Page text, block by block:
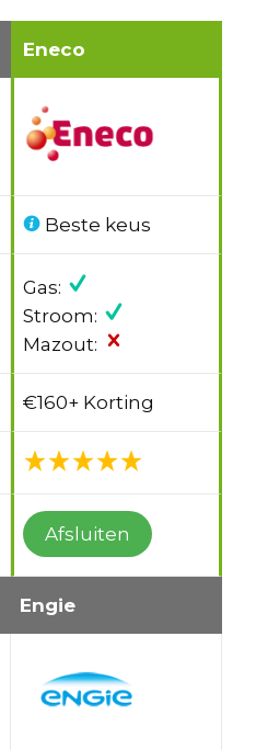
Eneco
Beste keus
Gas:
Stroom:
Mazout:
€160+ Korting
Afsluiten
Engie